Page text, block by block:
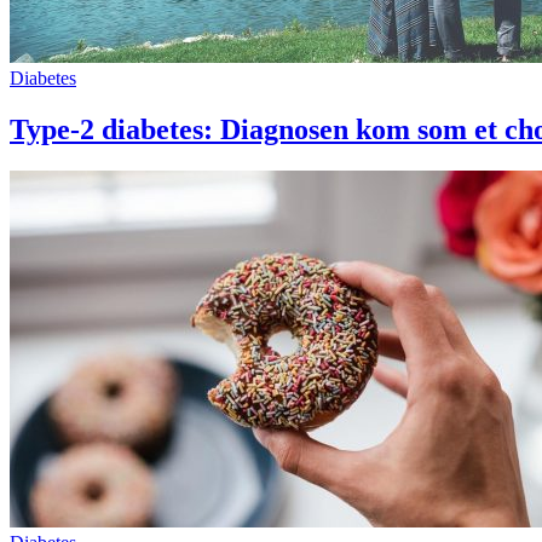
Diabetes
Type-2 diabetes: Diagnosen kom som et